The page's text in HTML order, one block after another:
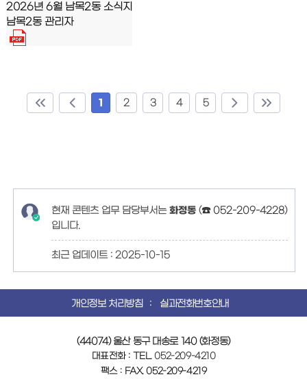
2026년 6월 남목2동 소식지
남목2동 관리자
1 2 3 4 5
현재 콘텐츠 업무 담당부서는 화정동(☎ 052-209-4228)
입니다.
최근 업데이트 : 2025-10-15
개인정보 처리방침 실과전화번호안내
(44074) 울산 동구 대송로 140 (화정동)
대표전화 : TEL.052-209-4210
팩스 : FAX. 052-209-4219